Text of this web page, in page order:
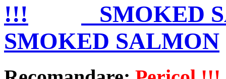
SMOKED
SMOKED SALMON